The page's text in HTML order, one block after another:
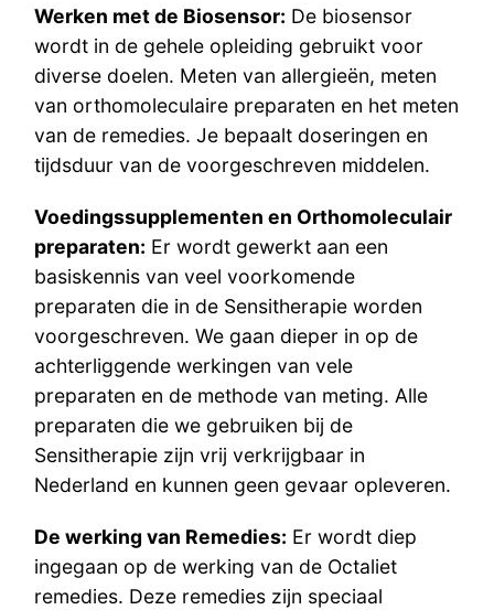
Werken met de Biosensor: De biosensor
wordt in de gehele opleiding gebruikt voor
diverse doelen. Meten van allergieën, meten
van orthomoleculaire preparaten en het meten
van de remedies. Je bepaalt doseringen en
tijdsduur van de voorgeschreven middelen.
Voedingssupplementen en Orthomoleculair
preparaten: Er wordt gewerkt aan een
basiskennis van veel voorkomende
preparaten die in de Sensitherapie worden
voorgeschreven. We gaan dieper in op de
achterliggende werkingen van vele
preparaten en de methode van meting. Alle
preparaten die we gebruiken bij de
Sensitherapie zijn vrij verkrijgbaar in
Nederland en kunnen geen gevaar opleveren.
De werking van Remedies: Er wordt diep
ingegaan op de werking van de Octaliet
remedies. Deze remedies zijn speciaal